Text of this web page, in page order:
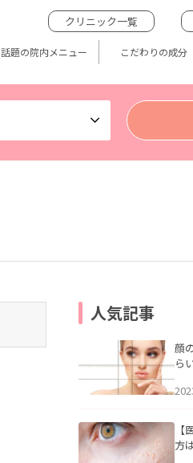
クリニック一覧
話題の院内メニュー こだわりの成分
人気記事
顔
ら
方